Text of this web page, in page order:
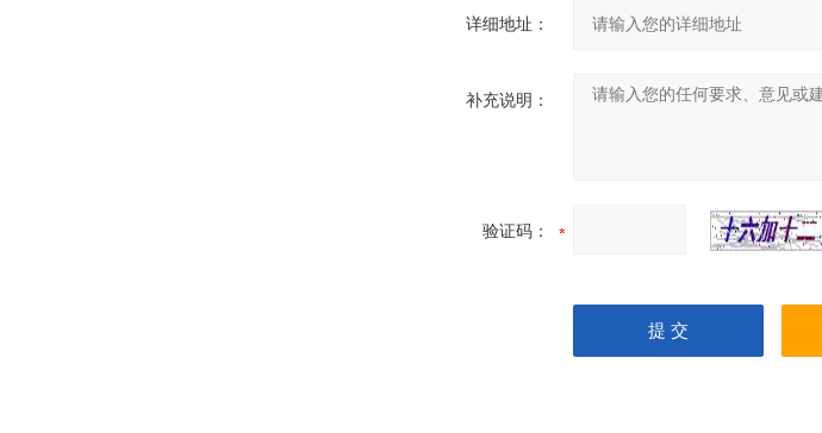
详细地址：
补充说明：
验证码：